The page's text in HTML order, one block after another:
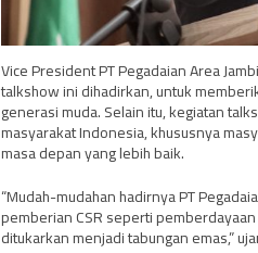
Vice President PT Pegadaian Area
talkshow ini dihadirkan, untuk
generasi muda. Selain itu, kegiatan
masyarakat Indonesia, khususnya
masa depan yang lebih baik.
“Mudah-mudahan hadirnya PT
pemberian CSR seperti
ditukarkan menjadi tabungan emas,”